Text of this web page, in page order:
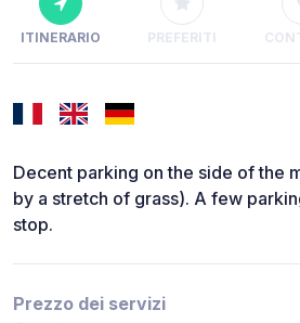
ITINERARIO PREFERITI
Decent parking on the side of the
by a stretch of grass). A few
stop.
Prezzo dei servizi